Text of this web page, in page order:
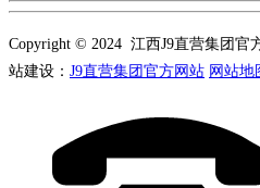
Copyright © 2024 江西J9直营集团
站建设： J9直营集团官方网站 网站地